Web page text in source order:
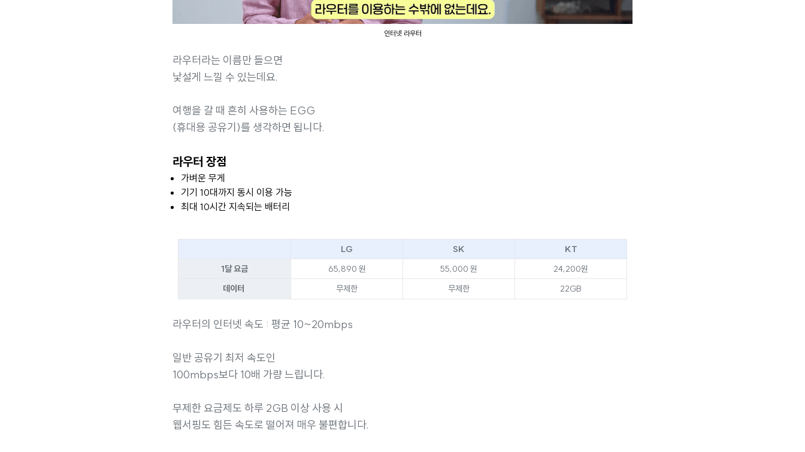
인터넷 라우터
라우터라는 이름만 들으면
낯설게 느낄 수 있는데요.
여행을 갈 때 흔히 사용하는 EGG
(휴대용 공유기)를 생각하면 됩니다.
라우터 장점
가벼운 무게
기기 10대까지 동시 이용 가능
최대 10시간 지속되는 배터리
LG SK
KT
1달 요금
65,890 원 55,000 원
24,200원
데이터
무제한 무제한 22GB
라우터의 인터넷 속도 : 평균 10~20mbps
일반 공유기 최저 속도인
100mbps보다 10배 가량 느립니다.
무제한 요금제도 하루 2GB 이상 사용 시
웹서핑도 힘든 속도로 떨어져 매우 불편합니다.